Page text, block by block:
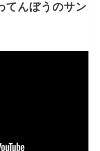
てんぼうのサン